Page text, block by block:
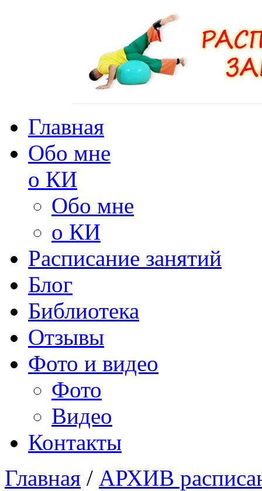
Главная
Обо мне
о КИ
Обо мне
о КИ
Расписание занятий
Блог
Библиотека
Отзывы
Фото и видео
Фото
Видео
Контакты
Главная / АРХИВ